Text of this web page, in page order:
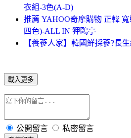
衣組-3色(A-D)
推薦 YAHOO奇摩購物 正韓
四色)-ALL IN 狎鷗亭
【養蔘人家】韓國鮮採蔘?長
載入更多
公開留言 私密留言